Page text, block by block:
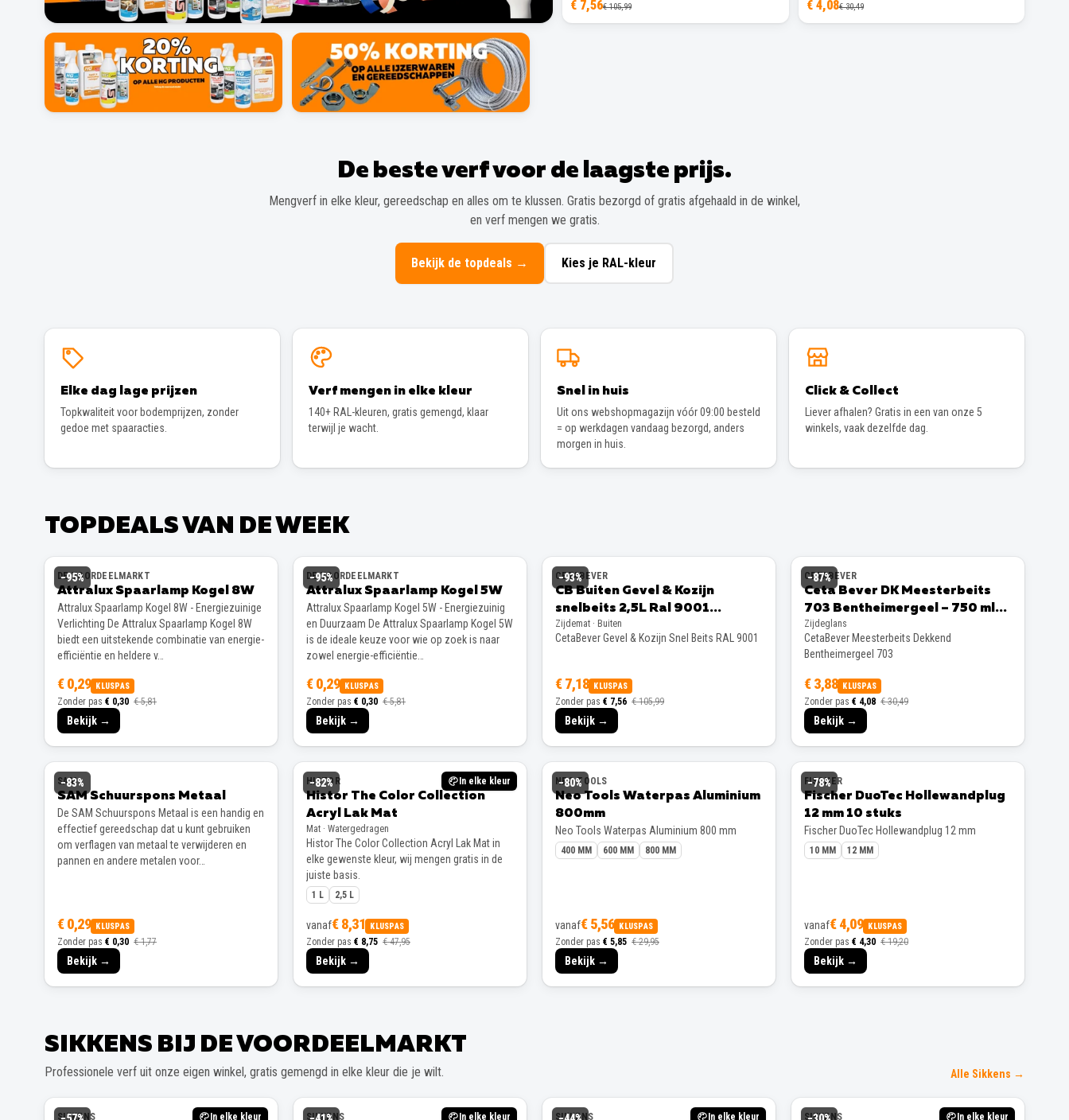
€ 7,56€ 105,99 € 4,08€ 30,49
De beste verf voor de laagste prijs.
Mengverf in elke kleur, gereedschap en alles om te klussen. Gratis bezorgd of gratis afgehaald in de winkel,
en verf mengen we gratis.
Bekijk de topdeals → Kies je RAL-kleur
Elke dag lage prijzen
Topkwaliteit voor bodemprijzen, zonder
gedoe met spaaracties.
Verf mengen in elke kleur
140+ RAL-kleuren, gratis gemengd, klaar
terwijl je wacht.
Snel in huis
Uit ons webshopmagazijn vóór 09:00 besteld
= op werkdagen vandaag bezorgd, anders
morgen in huis.
Click & Collect
Liever afhalen? Gratis in een van onze 5
winkels, vaak dezelfde dag.
TOPDEALS VAN DE WEEK
−95%
DE VOORDEELMARKT
Attralux Spaarlamp Kogel 8W
Attralux Spaarlamp Kogel 8W - Energiezuinige
Verlichting De Attralux Spaarlamp Kogel 8W
biedt een uitstekende combinatie van energie-
efficiëntie en heldere v…
€ 0,29 KLUSPAS
Zonder pas € 0,30 € 5,81
Bekijk →
−95%
DE VOORDEELMARKT
Attralux Spaarlamp Kogel 5W
Attralux Spaarlamp Kogel 5W - Energiezuinig
en Duurzaam De Attralux Spaarlamp Kogel 5W
is de ideale keuze voor wie op zoek is naar
zowel energie-efficiëntie…
€ 0,29 KLUSPAS
Zonder pas € 0,30 € 5,81
Bekijk →
−93%
CETABEVER
CB Buiten Gevel & Kozijn
snelbeits 2,5L Ral 9001
Zijdemat
Zijdemat · Buiten
CetaBever Gevel & Kozijn Snel Beits RAL 9001
€ 7,18 KLUSPAS
Zonder pas € 7,56 € 105,99
Bekijk →
−87%
CETABEVER
Ceta Bever DK Meesterbeits
703 Bentheimergeel – 750 ml
Zijdeglans
Zijdeglans
CetaBever Meesterbeits Dekkend
Bentheimergeel 703
€ 3,88 KLUSPAS
Zonder pas € 4,08 € 30,49
Bekijk →
−83%
SAM
SAM Schuurspons Metaal
De SAM Schuurspons Metaal is een handig en
effectief gereedschap dat u kunt gebruiken
om verflagen van metaal te verwijderen en
pannen en andere metalen voor…
€ 0,29 KLUSPAS
Zonder pas € 0,30 € 1,77
Bekijk →
−82% In elke kleur
HISTOR
Histor The Color Collection
Acryl Lak Mat
Mat · Watergedragen
Histor The Color Collection Acryl Lak Mat in
elke gewenste kleur, wij mengen gratis in de
juiste basis.
1 L 2,5 L
vanaf€ 8,31 KLUSPAS
Zonder pas € 8,75 € 47,95
Bekijk →
−80%
NEO TOOLS
Neo Tools Waterpas Aluminium
800mm
Neo Tools Waterpas Aluminium 800 mm
400 MM 600 MM 800 MM
vanaf€ 5,56 KLUSPAS
Zonder pas € 5,85 € 29,95
Bekijk →
−78%
FISCHER
Fischer DuoTec Hollewandplug
12 mm 10 stuks
Fischer DuoTec Hollewandplug 12 mm
10 MM 12 MM
vanaf€ 4,09 KLUSPAS
Zonder pas € 4,30 € 19,20
Bekijk →
SIKKENS BIJ DE VOORDEELMARKT
Professionele verf uit onze eigen winkel, gratis gemengd in elke kleur die je wilt. Alle Sikkens →
In elke kleur
SIKKENS In elke kleur
SIKKENS In elke kleur
SIKKENS In elke kleur
SIKKENS